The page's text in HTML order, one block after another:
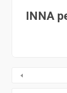
INNA